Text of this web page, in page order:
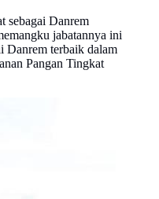
sebagai Danrem
jabatannya ini
Danrem terbaik dalam
Pangan Tingkat